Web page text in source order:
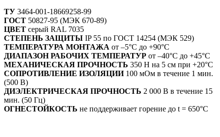
ТУ 3464-001-18669258-99
ГОСТ 50827-95 (МЭК 670-89)
ЦВЕТ серый RAL 7035
СТЕПЕНЬ ЗАЩИТЫ IP 55 по ГОСТ 14254 (МЭК 529)
ТЕМПЕРАТУРА МОНТАЖА от –5°С до +90°С
ДИАПАЗОН РАБОЧИХ ТЕМПЕРАТУР от –40°С до +45°С
МЕХАНИЧЕСКАЯ ПРОЧНОСТЬ 350 Н на 5 см при +20°С
СОПРОТИВЛЕНИЕ ИЗОЛЯЦИИ100 мОм в течение 1 мин.
(500 В)
ДИЭЛЕКТРИЧЕСКАЯ ПРОЧНОСТЬ 2 000 В в течение 15
мин. (50 Гц)
ОГНЕСТОЙКОСТЬ не поддерживает горение до t = 650°С